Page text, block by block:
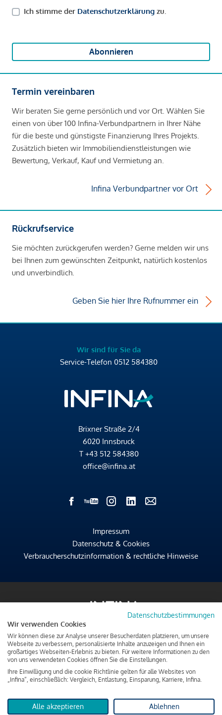
Ich stimme der Datenschutzerklärung zu.
Abonnieren
Termin vereinbaren
Wir beraten Sie gerne persönlich und vor Ort. Wählen Sie
einen von über 100 Infina-Verbundpartnern in Ihrer Nähe
für die beste und günstigste Finanzierung Ihres Projekts.
Zusätzlich bieten wir Immobiliendienstleistungen wie
Bewertung, Verkauf, Kauf und Vermietung an.
Infina Verbundpartner vor Ort
Rückrufservice
Sie möchten zurückgerufen werden? Gerne melden wir uns
bei Ihnen zum gewünschten Zeitpunkt, natürlich kostenlos
und unverbindlich.
Geben Sie hier Ihre Rufnummer ein
Wir sind für Sie da
Service-Telefon 0512 584380
Brixner Straße 2/4
6020 Innsbruck
T +43 512 584380
office@infina.at
Impressum
Datenschutz & Cookies
Verbraucherschutzinformation & rechtliche Hinweise
Datenschutzbestimmungen
Wir verwenden Cookies
Wir können diese zur Analyse unserer Besucherdaten platzieren, um unsere
Webseite zu verbessern, personalisierte Inhalte anzuzeigen und Ihnen ein
großartiges Webseiten-Erlebnis zu bieten. Für weitere Informationen zu den
von uns verwendeten Cookies öffnen Sie die Einstellungen.
Ihre Einwilligung und die cookie Richtlinie gelten für alle Websites von
„Infina“, einschließlich: Vergleich, Entlastung, Einsparung, Karriere, Infina.
Alle akzeptieren Ablehnen